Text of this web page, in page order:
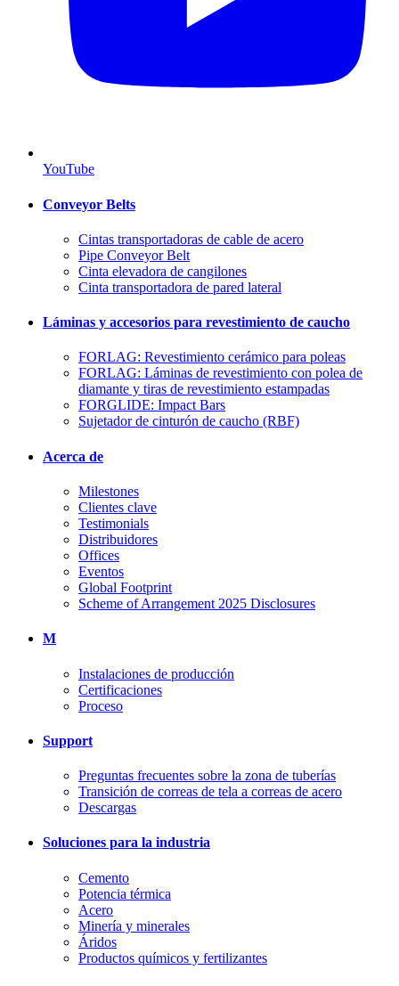
YouTube
Conveyor Belts
Cintas transportadoras de cable de acero
Pipe Conveyor Belt
Cinta elevadora de cangilones
Cinta transportadora de pared lateral
Láminas y accesorios para revestimiento de caucho
FORLAG: Revestimiento cerámico para poleas
FORLAG: Láminas de revestimiento con polea de
diamante y tiras de revestimiento estampadas
FORGLIDE: Impact Bars
Sujetador de cinturón de caucho (RBF)
Acerca de
Milestones
Clientes clave
Testimonials
Distribuidores
Offices
Eventos
Global Footprint
Scheme of Arrangement 2025 Disclosures
M
Instalaciones de producción
Certificaciones
Proceso
Support
Preguntas frecuentes sobre la zona de tuberías
Transición de correas de tela a correas de acero
Descargas
Soluciones para la industria
Cemento
Potencia térmica
Acero
Minería y minerales
Áridos
Productos químicos y fertilizantes